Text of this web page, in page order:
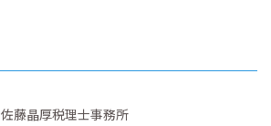
佐藤晶厚税理士事務所